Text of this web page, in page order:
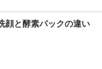
顔と酵素パックの違い